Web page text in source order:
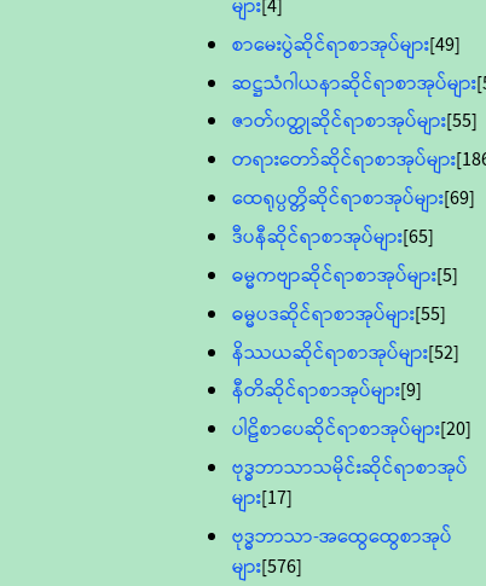
များ[4]
စာမေးပွဲဆိုင်ရာစာအုပ်များ[49]
ဆဋ္ဌသံဂါယနာဆိုင်ရာစာအုပ်များ
ဇာတ်၀တ္ထုဆိုင်ရာစာအုပ်များ[55]
တရားတော်ဆိုင်ရာစာအုပ်များ
ထေရုပ္ပတ္တိဆိုင်ရာစာအုပ်များ[69]
ဒီပနီဆိုင်ရာစာအုပ်များ[65]
ဓမ္မကဗျာဆိုင်ရာစာအုပ်များ[5]
ဓမ္မပဒဆိုင်ရာစာအုပ်များ[55]
နိဿယဆိုင်ရာစာအုပ်များ[52]
နီတိဆိုင်ရာစာအုပ်များ[9]
ပါဠိစာပေဆိုင်ရာစာအုပ်များ[20]
ဗုဒ္ဓဘာသာသမိုင်းဆိုင်ရာစာအုပ်
များ[17]
ဗုဒ္ဓဘာသာ-အထွေထွေစာအုပ်
များ[576]